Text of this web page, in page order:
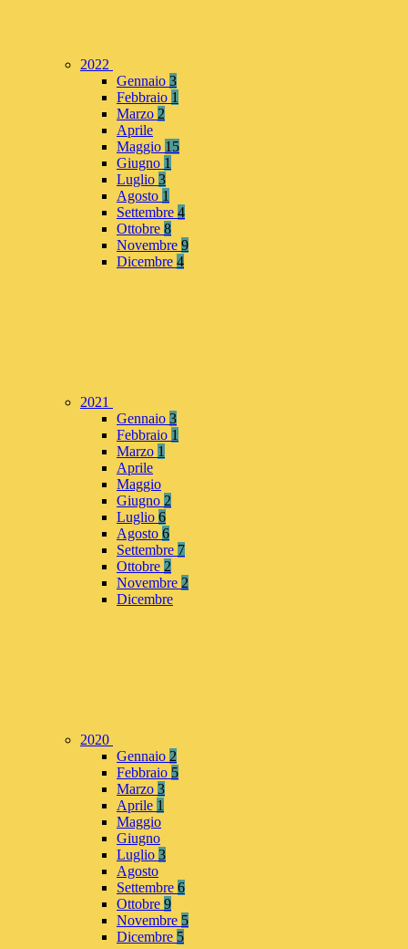
2022
Gennaio 3
Febbraio 1
Marzo 2
Aprile
Maggio 15
Giugno 1
Luglio 3
Agosto 1
Settembre 4
Ottobre 8
Novembre 9
Dicembre 4
2021
Gennaio 3
Febbraio 1
Marzo 1
Aprile
Maggio
Giugno 2
Luglio 6
Agosto 6
Settembre 7
Ottobre 2
Novembre 2
Dicembre
2020
Gennaio 2
Febbraio 5
Marzo 3
Aprile 1
Maggio
Giugno
Luglio 3
Agosto
Settembre 6
Ottobre 9
Novembre 5
Dicembre 5